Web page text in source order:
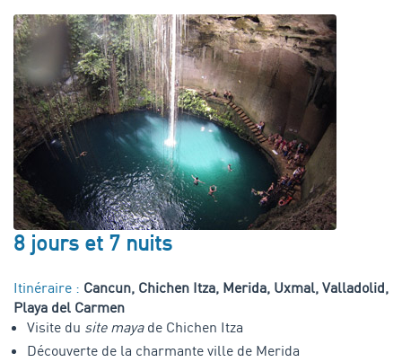
8 jours et 7 nuits
Itinéraire : Cancun, Chichen Itza, Merida, Uxmal, Valladolid,
Playa del Carmen
Visite du site mayade Chichen Itza
Découverte de la charmante ville de Merida